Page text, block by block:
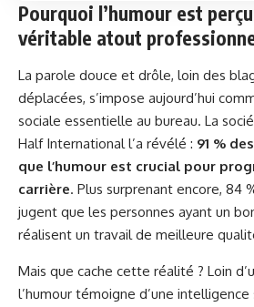
Pourquoi l’humour est
véritable atout
La parole douce et drôle, loin des
déplacées, s’impose aujourd’hui
sociale essentielle au bureau. La
Half International l’a révélé : 91 %
que l’humour est crucial pour
carrière. Plus surprenant encore, 84
jugent que les personnes ayant un
réalisent un travail de meilleure
Mais que cache cette réalité ? Loin
l’humour témoigne d’une